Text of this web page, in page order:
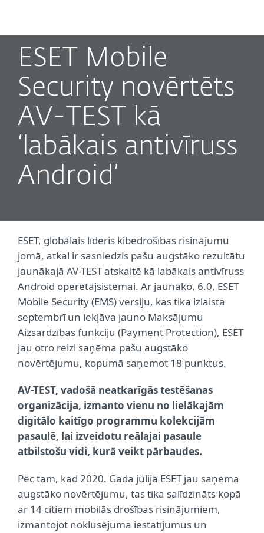
ESET Mobile
Security novērtēts
AV-TEST kā
‘labākais antivīruss
Android’
ESET, globālais līderis kibedrošības risinājumu
jomā, atkal ir sasniedzis pašu augstāko rezultātu
jaunākajā AV-TEST atskaitē kā labākais antivīruss
Android operētājsistēmai. Ar jaunāko, 6.0, ESET
Mobile Security (EMS) versiju, kas tika izlaista
septembrī un iekļāva jauno Maksājumu
Aizsardzības funkciju (Payment Protection), ESET
jau otro reizi saņēma pašu augstāko
novērtējumu, kopumā saņemot 18 punktus.
AV-TEST, vadošā neatkarīgās testēšanas
organizācija, izmanto vienu no lielākajām
digitālo kaitīgo programmu kolekcijām
pasaulē, lai izveidotu reālajai pasaule
atbilstošu vidi, kurā veikt pārbaudes.
Pēc tam, kad 2020. Gada jūlijā ESET jau saņēma
augstāko novērtējumu, tas tika salīdzināts kopā
ar 14 citiem mobilās drošības risinājumiem,
izmantojot noklusējuma iestatījumus un